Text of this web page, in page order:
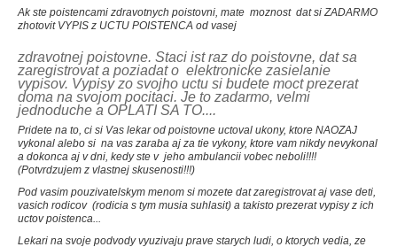
Ak ste poistencami zdravotnych poistovni, mate moznost dat si ZADARMO
zhotovit VYPIS z UCTU POISTENCA od vasej
zdravotnej poistovne. Staci ist raz do poistovne, dat sa
zaregistrovat a poziadat o elektronicke zasielanie
vypisov. Vypisy zo svojho uctu si budete moct prezerat
doma na svojom pocitaci. Je to zadarmo, velmi
jednoduche a OPLATI SA TO....
Pridete na to, ci si Vas lekar od poistovne uctoval ukony, ktore NAOZAJ
vykonal alebo si na vas zaraba aj za tie vykony, ktore vam nikdy nevykonal
a dokonca aj v dni, kedy ste v jeho ambulancii vobec neboli!!!!
(Potvrdzujem z vlastnej skusenosti!!!)
Pod vasim pouzivatelskym menom si mozete dat zaregistrovat aj vase deti,
vasich rodicov (rodicia s tym musia suhlasit) a takisto prezerat vypisy z ich
uctov poistenca...
Lekari na svoje podvody vyuzivaju prave starych ludi, o ktorych vedia, ze